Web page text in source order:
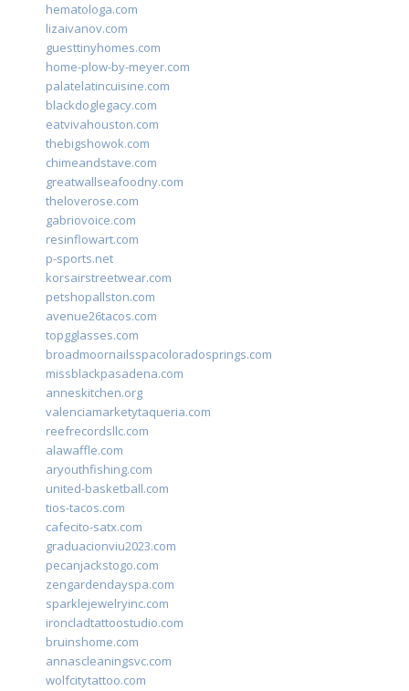
hematologa.com
lizaivanov.com
guesttinyhomes.com
home-plow-by-meyer.com
palatelatincuisine.com
blackdoglegacy.com
eatvivahouston.com
thebigshowok.com
chimeandstave.com
greatwallseafoodny.com
theloverose.com
gabriovoice.com
resinflowart.com
p-sports.net
korsairstreetwear.com
petshopallston.com
avenue26tacos.com
topgglasses.com
broadmoornailsspacoloradosprings.com
missblackpasadena.com
anneskitchen.org
valenciamarketytaqueria.com
reefrecordsllc.com
alawaffle.com
aryouthfishing.com
united-basketball.com
tios-tacos.com
cafecito-satx.com
graduacionviu2023.com
pecanjackstogo.com
zengardendayspa.com
sparklejewelryinc.com
ironcladtattoostudio.com
bruinshome.com
annascleaningsvc.com
wolfcitytattoo.com